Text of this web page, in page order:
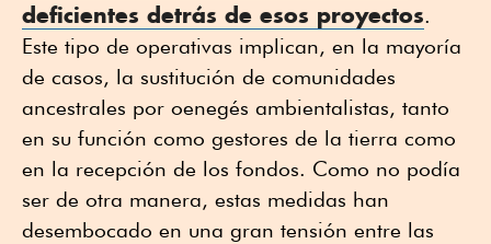
deficientes detrás de esos proyectos.
Este tipo de operativas implican, en la mayoría
de casos, la sustitución de comunidades
ancestrales por oenegés ambientalistas, tanto
en su función como gestores de la tierra como
en la recepción de los fondos. Como no podía
ser de otra manera, estas medidas han
desembocado en una gran tensión entre las